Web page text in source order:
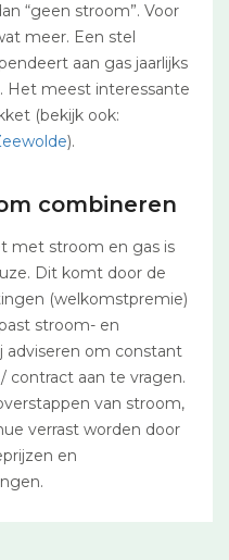
“geen stroom”. Voor
meer. Een stel
aan gas jaarlijks
Het meest interessante
(bekijk ook:
).
combineren
met stroom en gas is
Dit komt door de
(welkomstpremie)
stroom- en
adviseren om constant
/ contract aan te vragen.
van stroom,
verrast worden door
en